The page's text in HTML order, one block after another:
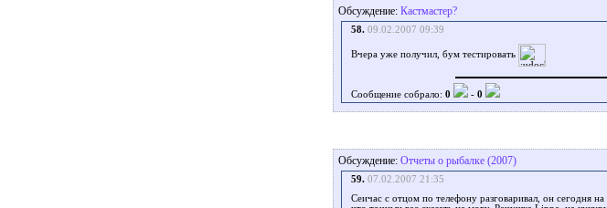
Обсуждение: Кастмастер?
58. 09.02.2007 09:39
Вчера уже получил, бум тестировать
Сообщение собрало: 0 - 0
Обсуждение: Отчеты о рыбалке (2007)
59. 07.02.2007 21:35
Сеичас с отцом по телефону разговаривал, он сегодня